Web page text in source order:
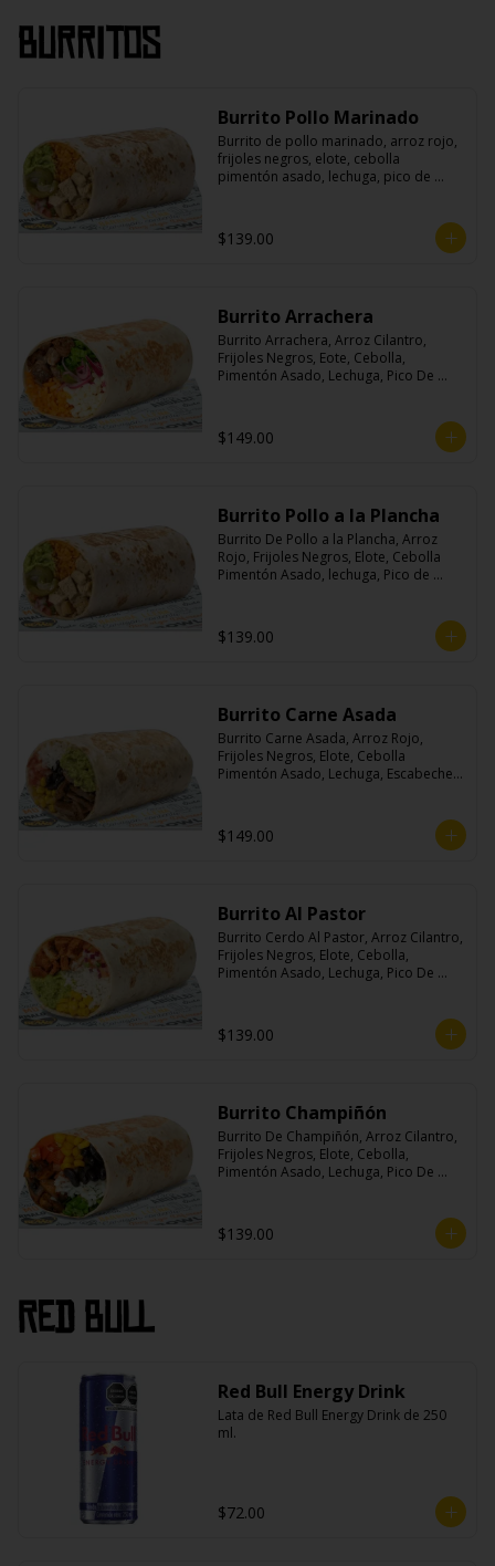
Burritos
Burrito Pollo Marinado
Burrito de pollo marinado, arroz rojo,
frijoles negros, elote, cebolla
pimentón asado, lechuga, pico de
$139.00
Burrito Arrachera
Burrito Arrachera, Arroz Cilantro,
Frijoles Negros, Eote, Cebolla,
Pimentón Asado, Lechuga, Pico De
$149.00
Burrito Pollo a la Plancha
Burrito De Pollo a la Plancha, Arroz
Rojo, Frijoles Negros, Elote, Cebolla
Pimentón Asado, lechuga, Pico de
$139.00
Burrito Carne Asada
Burrito Carne Asada, Arroz Rojo,
Frijoles Negros, Elote, Cebolla
Pimentón Asado, Lechuga, Escabeche
$149.00
Burrito Al Pastor
Burrito Cerdo Al Pastor, Arroz Cilantro,
Frijoles Negros, Elote, Cebolla,
Pimentón Asado, Lechuga, Pico De
$139.00
Burrito Champiñón
Burrito De Champiñón, Arroz Cilantro,
Frijoles Negros, Elote, Cebolla,
Pimentón Asado, Lechuga, Pico De
$139.00
Red Bull
Red Bull Energy Drink
Lata de Red Bull Energy Drink de 250
ml.
$72.00